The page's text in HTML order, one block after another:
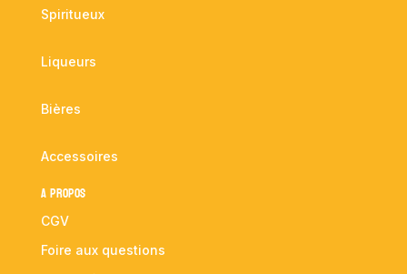
Spiritueux
Liqueurs
Bières
Accessoires
A propos
CGV
Foire aux questions